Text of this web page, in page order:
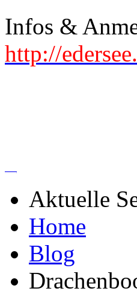
Infos &
http://
Aktuelle
Home
Blog